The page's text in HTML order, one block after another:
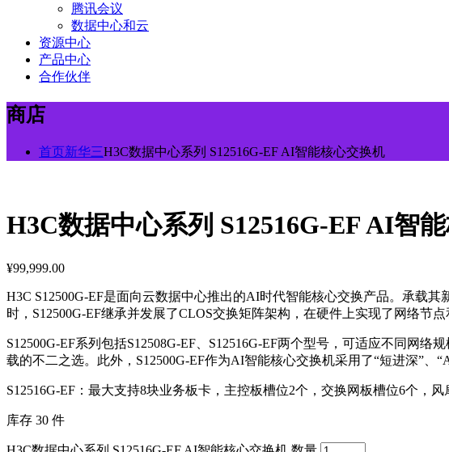
腾讯会议
数据中心和云
资源中心
产品中心
合作伙伴
商店
首页新华三H3C数据中心系列 S12516G-EF AI智能核心交换机
H3C数据中心系列 S12516G-EF AI智
¥99,999.00
H3C S12500G-EF是面向云数据中心推出的AI时代智能核心交换产品。承载
时，S12500G-EF继承并发展了CLOS交换矩阵架构，在硬件上实现了网络节
S12500G-EF系列包括S12508G-EF、S12516G-EF两个型号，可适应不同网
载的不二之选。此外，S12500G-EF作为AI智能核心交换机采用了“短进深”
S12516G-EF：最大支持8块业务板卡，主控板槽位2个，交换网板槽位6个，风
库存 30 件